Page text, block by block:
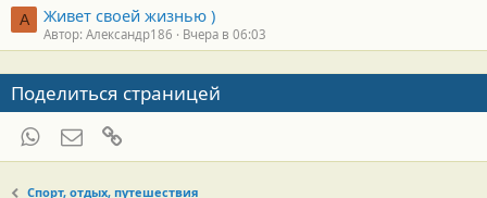
А Живет своей жизнью )
Автор: Александр186 Вчера в 06:03
Поделиться страницей
WhatsAppЭлектронная почта
Спорт, отдых, путешествия